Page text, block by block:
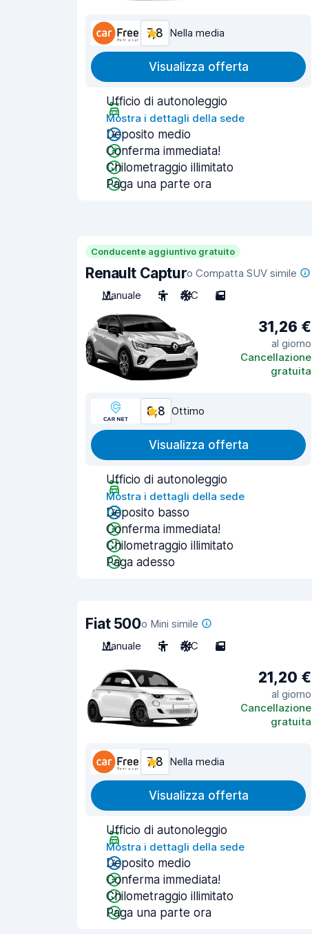
7,8 Nella media
Visualizza offerta
Ufficio di autonoleggio
Mostra i dettagli della sede
Deposito medio
Conferma immediata!
Chilometraggio illimitato
Paga una parte ora
Conducente aggiuntivo gratuito
Renault Capturo Compatta SUV simile
Manuale
5 A/C 5
31,26 €
al giorno
Cancellazione
gratuita
8,8 Ottimo
Visualizza offerta
Ufficio di autonoleggio
Mostra i dettagli della sede
Deposito basso
Conferma immediata!
Chilometraggio illimitato
Paga adesso
Fiat 500o Mini simile
Manuale
5 A/C 5
21,20 €
al giorno
Cancellazione
gratuita
7,8 Nella media
Visualizza offerta
Ufficio di autonoleggio
Mostra i dettagli della sede
Deposito medio
Conferma immediata!
Chilometraggio illimitato
Paga una parte ora